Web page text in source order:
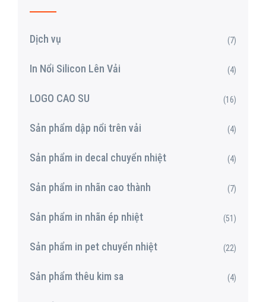
Dịch vụ (7)
In Nổi Silicon Lên Vải (4)
LOGO CAO SU (16)
Sản phẩm dập nổi trên vải (4)
Sản phẩm in decal chuyển nhiệt (4)
Sản phẩm in nhãn cao thành (7)
Sản phẩm in nhãn ép nhiệt (51)
Sản phẩm in pet chuyển nhiệt (22)
Sản phẩm thêu kim sa (4)